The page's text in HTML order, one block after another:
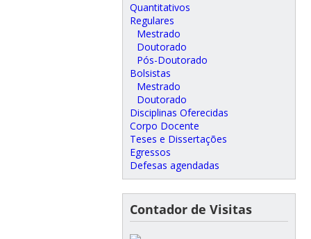
Quantitativos
Regulares
Mestrado
Doutorado
Pós-Doutorado
Bolsistas
Mestrado
Doutorado
Disciplinas Oferecidas
Corpo Docente
Teses e Dissertações
Egressos
Defesas agendadas
Contador de Visitas